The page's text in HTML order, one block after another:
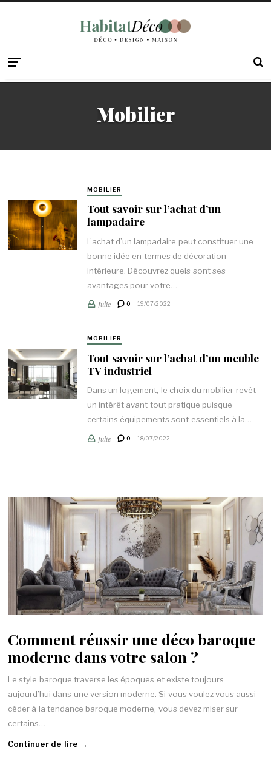
Mobilier
MOBILIER
Tout savoir sur l’achat d’un
lampadaire
L’achat d’un lampadaire peut constituer une
bonne idée en termes de décoration
intérieure. Découvrez quels sont ses
avantages pour votre…
Julie 0 19/07/2022
MOBILIER
Tout savoir sur l’achat d’un meuble
TV industriel
Dans un logement, le choix du mobilier revêt
un intérêt avant tout pratique puisque
certains équipements sont essentiels à la…
Julie 0 18/07/2022
Comment réussir une déco baroque
moderne dans votre salon ?
Le style baroque traverse les époques et existe toujours
aujourd’hui dans une version moderne. Si vous voulez vous aussi
céder à la tendance baroque moderne, vous devez miser sur
certains…
Continuer de lire →